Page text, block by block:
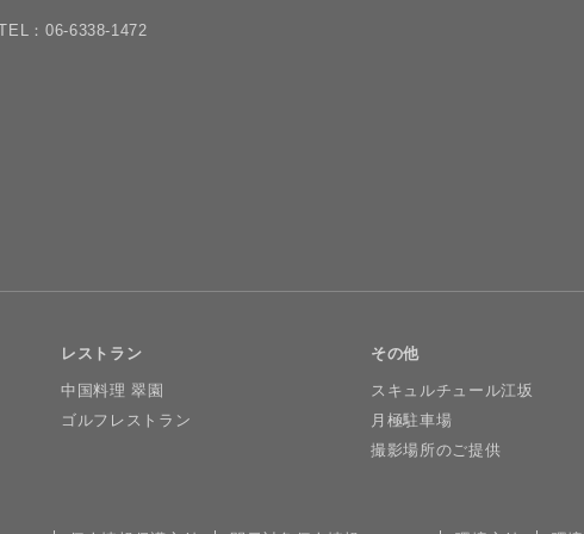
：06-6338-1472
レストラン
中国料理 翠園
ゴルフレストラン
その他
スキュルチュール江坂
月極駐車場
撮影場所のご提供